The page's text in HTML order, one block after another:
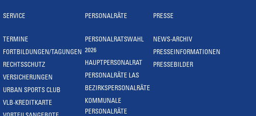
SERVICE
TERMINE
FORTBILDUNGEN/TAGUNGEN
RECHTSSCHUTZ
VERSICHERUNGEN
URBAN SPORTS CLUB
VLB-KREDITKARTE
PERSONALRÄTE
PERSONALRATSWAHL
2026
HAUPTPERSONALRAT
PERSONALRÄTE LAS
BEZIRKSPERSONALRÄTE
KOMMUNALE
PERSONALRÄTE
PRESSE
NEWS-ARCHIV
PRESSEINFORMATIONEN
PRESSEBILDER